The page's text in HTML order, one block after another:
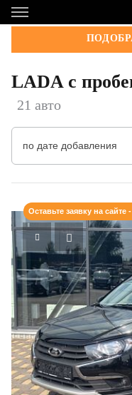
LADA с
21 авто
по дате добавления
Оставьте заявку на